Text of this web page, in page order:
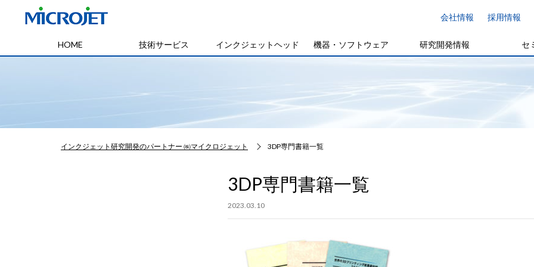
会社情報 採用情報
HOME 技術サービス インクジェットヘッド 機器・ソフトウェア 研究開発情報 セ
インクジェット研究開発のパートナー ㈱マイクロジェット 3DP専門書籍一覧
3DP専門書籍一覧
2023.03.10